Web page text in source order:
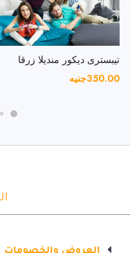
تيبسترى ديكور منديلا زرقا
350.00جنيه